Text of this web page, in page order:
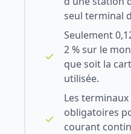
seul terminal
Seulement
2 % sur le
que soit la
utilisée.
Les
obligatoires
courant